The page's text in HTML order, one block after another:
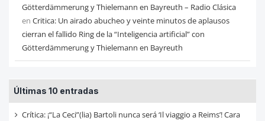
Götterdämmerung y Thielemann en Bayreuth – Radio Clásica
en Critica: Un airado abucheo y veinte minutos de aplausos
cierran el fallido Ring de la “Inteligencia artificial” con
Götterdämmerung y Thielemann en Bayreuth
Últimas 10 entradas
Crítica: ¡“La Ceci”(lia) Bartoli nunca será ‘Il viaggio a Reims’! Cara